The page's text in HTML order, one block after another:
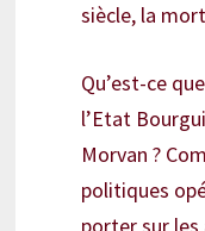
siècle, la
Qu’est-ce
l’Etat
Morvan ?
politiques